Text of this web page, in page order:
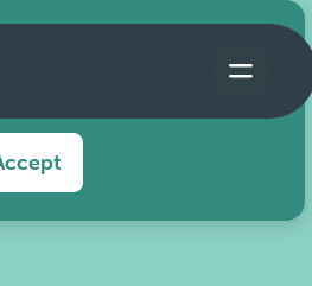
to ensure you get the
website.